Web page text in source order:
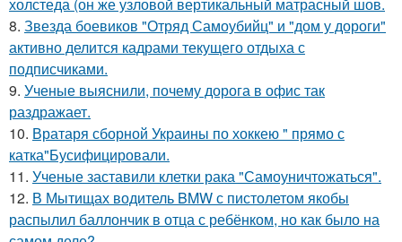
холстеда (он же узловой вертикальный матрасный шов.
8. Звезда боевиков "Отряд Самоубийц" и "дом у дороги"
активно делится кадрами текущего отдыха с
подписчиками.
9. Ученые выяснили, почему дорога в офис так
раздражает.
10. Вратаря сборной Украины по хоккею " прямо с
катка"Бусифицировали.
11. Ученые заставили клетки рака "Самоуничтожаться".
12. В Мытищах водитель BMW с пистолетом якобы
распылил баллончик в отца с ребёнком, но как было на